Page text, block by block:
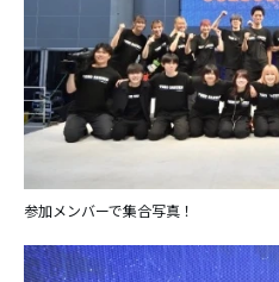
参加メンバーで集合写真！